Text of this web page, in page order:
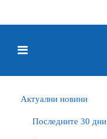
Актуални новини
Последните 30 дни